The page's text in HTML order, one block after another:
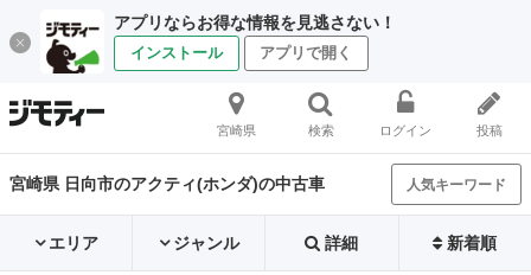
アプリならお得な情報を見逃さない！
インストール アプリで開く
宮崎県 検索 ログイン 投稿
宮崎県 日向市のアクティ(ホンダ)の中古車 人気キーワード
エリア ジャンル 詳細 新着順